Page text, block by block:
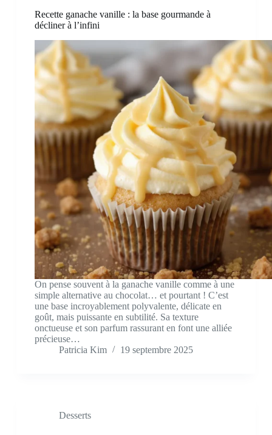
Recette ganache vanille : la base gourmande à
décliner à l’infini
On pense souvent à la ganache vanille comme à une
simple alternative au chocolat… et pourtant ! C’est
une base incroyablement polyvalente, délicate en
goût, mais puissante en subtilité. Sa texture
onctueuse et son parfum rassurant en font une alliée
précieuse…
Patricia Kim
19 septembre 2025
Desserts